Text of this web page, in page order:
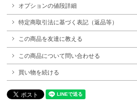
オプションの値段詳細
特定商取引法に基づく表記（返品等）
この商品を友達に教える
この商品について問い合わせる
買い物を続ける